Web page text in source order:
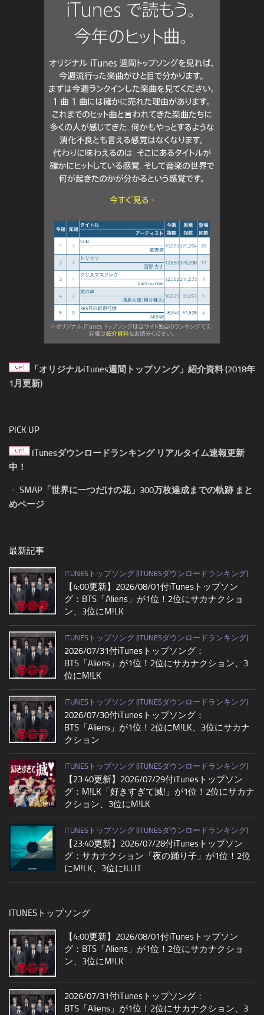
「オリジナルiTunes週間トップソング」紹介資料 (2018年
1月更新)
PICK UP
iTunesダウンロードランキング リアルタイム速報更新
中！
・ SMAP「世界に一つだけの花」300万枚達成までの軌跡 まと
めページ
最新記事
ITUNESトップソング (ITUNESダウンロードランキング)
【4:00更新】2026/08/01付iTunesトップソン
グ：BTS「Aliens」が1位！2位にサカナクショ
ン、3位にM!LK
ITUNESトップソング (ITUNESダウンロードランキング)
2026/07/31付iTunesトップソング：
BTS「Aliens」が1位！2位にサカナクション、3
位にM!LK
ITUNESトップソング (ITUNESダウンロードランキング)
2026/07/30付iTunesトップソング：
BTS「Aliens」が1位！2位にM!LK、3位にサカナ
クション
ITUNESトップソング (ITUNESダウンロードランキング)
【23:40更新】2026/07/29付iTunesトップソン
グ：M!LK「好きすぎて滅!」が1位！2位にサカナ
クション、3位にM!LK
ITUNESトップソング (ITUNESダウンロードランキング)
【23:40更新】2026/07/28付iTunesトップソン
グ：サカナクション「夜の踊り子」が1位！2位
にM!LK、3位にILLIT
ITUNESトップソング
【4:00更新】2026/08/01付iTunesトップソン
グ：BTS「Aliens」が1位！2位にサカナクショ
ン、3位にM!LK
2026/07/31付iTunesトップソング：
BTS「Aliens」が1位！2位にサカナクション、3